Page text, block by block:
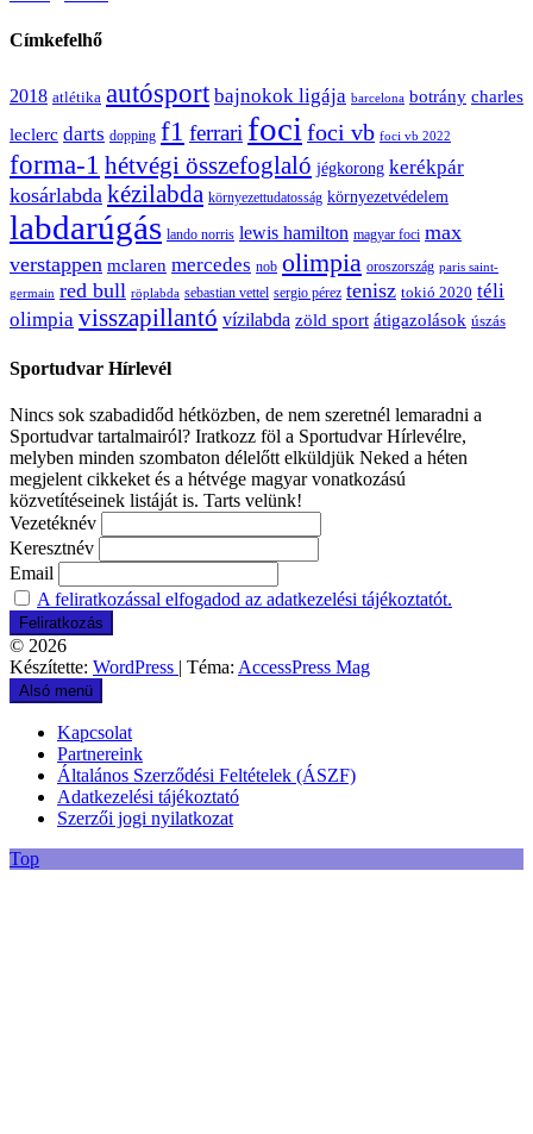
Címkefelhő
2018 atlétika autósport bajnokok ligája barcelona botrány charles
leclerc darts dopping f1 ferrari foci foci vb foci vb 2022
forma-1 hétvégi összefoglaló jégkorong kerékpár
kosárlabda kézilabda környezettudatosság környezetvédelem
labdarúgás lando norris lewis hamilton magyar foci max
verstappen mclaren mercedes nob olimpia oroszország paris saint-
germain red bull röplabda sebastian vettel sergio pérez tenisz tokió 2020 téli
olimpia visszapillantó vízilabda zöld sport átigazolások úszás
Sportudvar Hírlevél
Nincs sok szabadidőd hétközben, de nem szeretnél lemaradni a
Sportudvar tartalmairól? Iratkozz föl a Sportudvar Hírlevélre,
melyben minden szombaton délelőtt elküldjük Neked a héten
megjelent cikkeket és a hétvége magyar vonatkozású
közvetítéseinek listáját is. Tarts velünk!
Vezetéknév
Keresztnév
Email
A feliratkozással elfogadod az adatkezelési tájékoztatót.
© 2026
Készítette: WordPress | Téma: AccessPress Mag
Alsó menü
Kapcsolat
Partnereink
Általános Szerződési Feltételek (ÁSZF)
Adatkezelési tájékoztató
Szerzői jogi nyilatkozat
Top